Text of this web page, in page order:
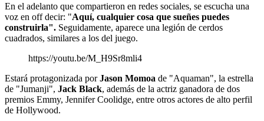
En el adelanto que compartieron en redes sociales, se escucha una
voz en off decir: "Aquí, cualquier cosa que sueñes puedes
construirla". Seguidamente, aparece una legión de cerdos
cuadrados, similares a los del juego.
https://youtu.be/M_H9Sr8mli4
Estará protagonizada porJason Momoa de "Aquaman", la estrella
de "Jumanji", Jack Black, además de la actriz ganadora de dos
premios Emmy, Jennifer Coolidge, entre otros actores de alto perfil
de Hollywood.